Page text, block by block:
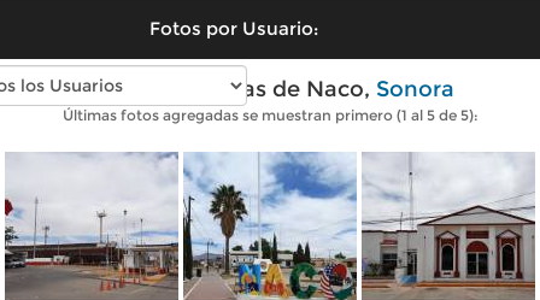
Fotos por Usuario:
Fotos modernas de Naco, Sonora
Últimas fotos agregadas se muestran primero (1 al 5 de 5):